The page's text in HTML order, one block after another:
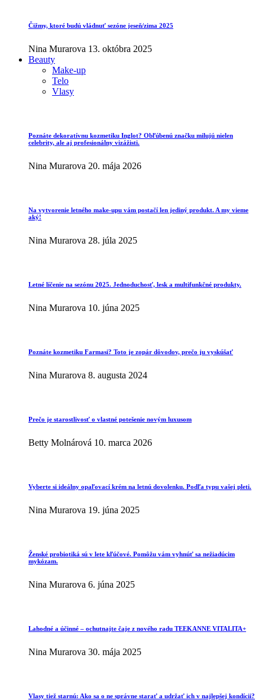
Čižmy, ktoré budú vládnuť sezóne jeseň/zima 2025
Nina Murarova 13. októbra 2025
Beauty
Make-up
Telo
Vlasy
Poznáte dekoratívnu kozmetiku Inglot? Obľúbenú značku milujú nielen
celebrity, ale aj profesionálny vizážisti.
Nina Murarova 20. mája 2026
Na vytvorenie letného make-upu vám postačí len jediný produkt. A my vieme
aký!
Nina Murarova 28. júla 2025
Letné líčenie na sezónu 2025. Jednoduchosť, lesk a multifunkčné produkty.
Nina Murarova 10. júna 2025
Poznáte kozmetiku Farmasi? Toto je zopár dôvodov, prečo ju vyskúšať
Nina Murarova 8. augusta 2024
Prečo je starostlivosť o vlastné potešenie novým luxusom
Betty Molnárová 10. marca 2026
Vyberte si ideálny opaľovací krém na letnú dovolenku. Podľa typu vašej pleti.
Nina Murarova 19. júna 2025
Ženské probiotiká sú v lete kľúčové. Pomôžu vám vyhnúť sa nežiadúcim
mykózam.
Nina Murarova 6. júna 2025
Lahodné a účinné – ochutnajte čaje z nového radu TEEKANNE VITALITA+
Nina Murarova 30. mája 2025
Vlasy tiež starnú: Ako sa o ne správne starať a udržať ich v najlepšej kondícii?